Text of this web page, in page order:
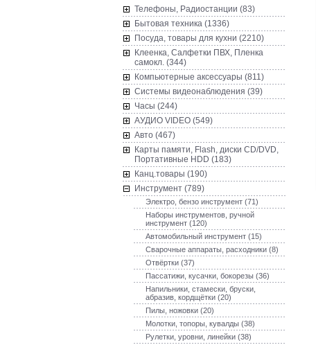
Телефоны, Радиостанции (83)
Бытовая техника (1336)
Посуда, товары для кухни (2210)
Клеенка, Салфетки ПВХ, Пленка
самокл. (344)
Компьютерные аксессуары (811)
Системы видеонаблюдения (39)
Часы (244)
AУДИО VIDEO (549)
Авто (467)
Карты памяти, Flash, диски CD/DVD,
Портативные HDD (183)
Канц.товары (190)
Инструмент (789)
Электро, бензо инструмент (71)
Наборы инструментов, ручной
инструмент (120)
Автомобильный инструмент (15)
Сварочные аппараты, расходники (8)
Отвёртки (37)
Пассатижи, кусачки, бокорезы (36)
Напильники, стамески, бруски,
абразив, кордщётки (20)
Пилы, ножовки (20)
Молотки, топоры, кувалды (38)
Рулетки, уровни, линейки (38)